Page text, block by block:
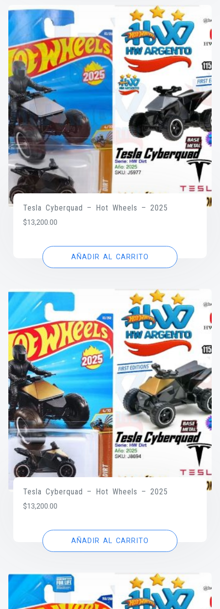
Tesla Cyberquad – Hot Wheels – 2025
$13,200.00
AÑADIR AL CARRITO
Tesla Cyberquad – Hot Wheels – 2025
$13,200.00
AÑADIR AL CARRITO